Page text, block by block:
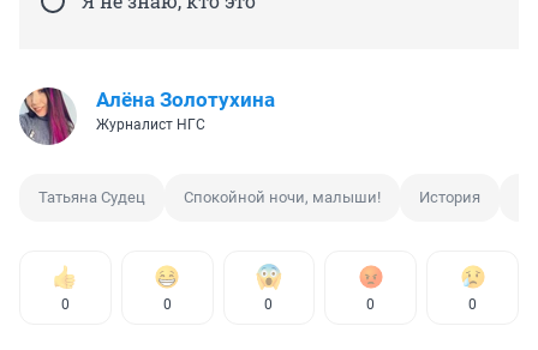
Алёна Золотухина
Журналист НГС
Татьяна Судец Спокойной ночи, малыши! История
0 0 0 0 0